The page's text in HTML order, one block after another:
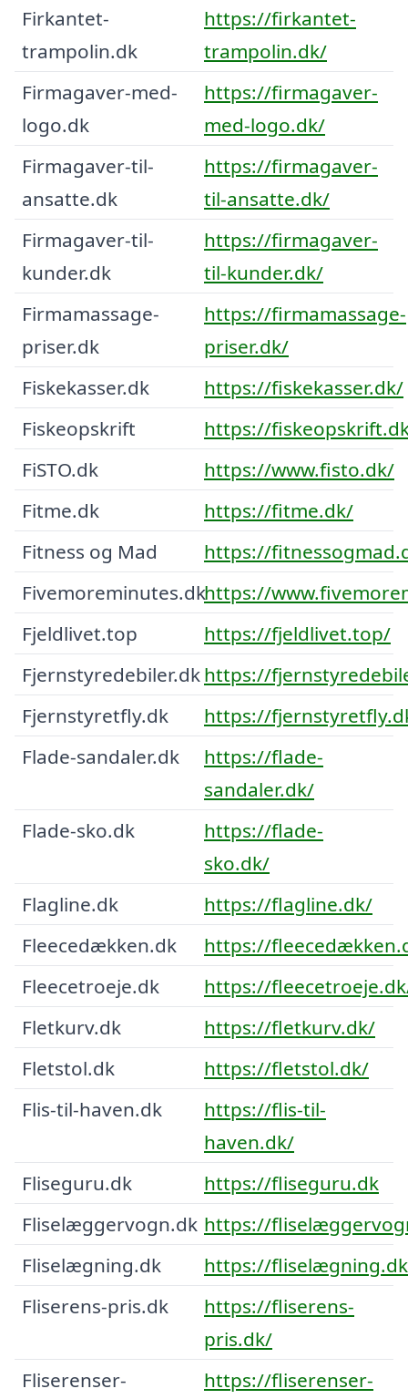
Firkantet-
trampolin.dk
https://firkantet-
trampolin.dk/
Firmagaver-med-
logo.dk
https://firmagaver-
med-logo.dk/
Firmagaver-til-
ansatte.dk
https://firmagaver-
til-ansatte.dk/
Firmagaver-til-
kunder.dk
https://firmagaver-
til-kunder.dk/
Firmamassage-
priser.dk
https://firmamassage-
priser.dk/
Fiskekasser.dk
https://fiskekasser.dk/
Fiskeopskrift
https://
FiSTO.dk
https://www.fisto.dk/
Fitme.dk
https://fitme.dk/
Fitness og Mad
https://
Fivemoreminutes.dkhttps://
Fjeldlivet.top
https://fjeldlivet.top/
Fjernstyredebiler.dkhttps://
Fjernstyretfly.dk
https://
Flade-sandaler.dk
https://flade-
sandaler.dk/
Flade-sko.dk
https://flade-
sko.dk/
Flagline.dk
https://flagline.dk/
Fleecedækken.dk
https://
Fleecetroeje.dk
https://
Fletkurv.dk
https://fletkurv.dk/
Fletstol.dk
https://fletstol.dk/
Flis-til-haven.dk
https://flis-til-
haven.dk/
Fliseguru.dk
https://fliseguru.dk
Fliselæggervogn.dk https://
Fliselægning.dk
https://
Fliserens-pris.dk
https://fliserens-
pris.dk/
Fliserenser-
https://fliserenser-